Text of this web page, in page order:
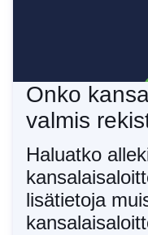
Onko
valmis
Haluatko
lisätietoja